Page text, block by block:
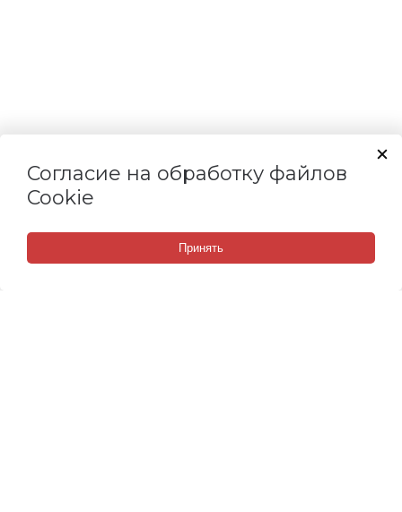
Согласие на обработку файлов
Cookie
Принять